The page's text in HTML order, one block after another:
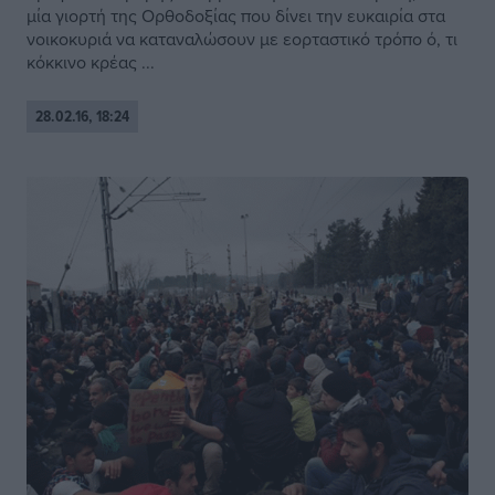
μία γιορτή της Ορθοδοξίας που δίνει την ευκαιρία στα
νοικοκυριά να καταναλώσουν με εορταστικό τρόπο ό, τι
κόκκινο κρέας ...
28.02.16, 18:24